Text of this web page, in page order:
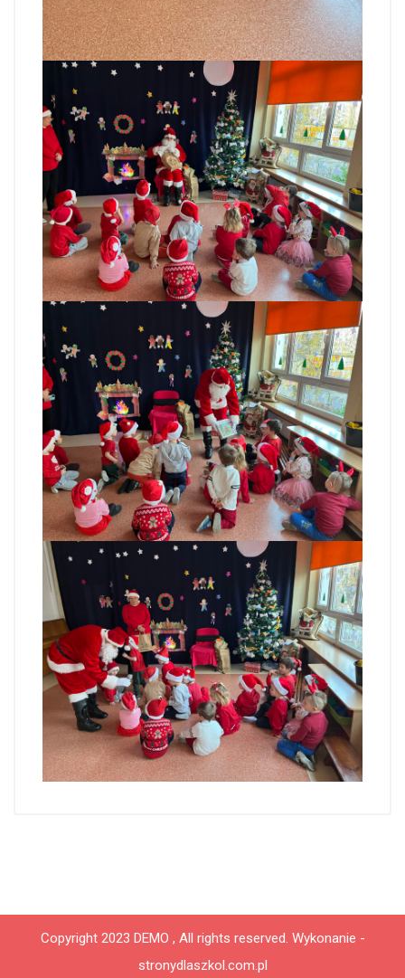
Copyright 2023 DEMO , All rights reserved. Wykonanie -
stronydlaszkol.com.pl